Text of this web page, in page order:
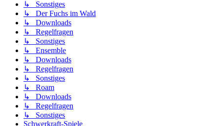
↳ Sonstiges
↳ Der Fuchs im Wald
↳ Downloads
↳ Regelfragen
↳ Sonstiges
↳ Ensemble
↳ Downloads
↳ Regelfragen
↳ Sonstiges
↳ Roam
↳ Downloads
↳ Regelfragen
↳ Sonstiges
Schwerkraft-Spiele